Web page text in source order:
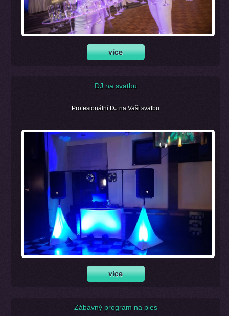
DJ na svatbu
Profesionální DJ na Vaši svatbu
Zábavný program na ples